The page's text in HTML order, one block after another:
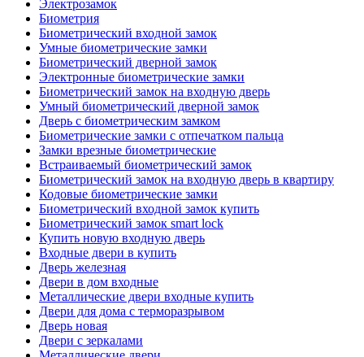
Электрозамок
Биометрия
Биометрический входной замок
Умные биометрические замки
Биометрический дверной замок
Электронные биометрические замки
Биометрический замок на входную дверь
Умный биометрический дверной замок
Дверь с биометрическим замком
Биометрические замки с отпечатком пальца
Замки врезные биометрические
Встраиваемый биометрический замок
Биометрический замок на входную дверь в квартиру
Кодовые биометрические замки
Биометрический входной замок купить
Биометрический замок smart lock
Купить новую входную дверь
Входные двери в купить
Дверь железная
Двери в дом входные
Металлические двери входные купить
Двери для дома с терморазрывом
Дверь новая
Двери с зеркалами